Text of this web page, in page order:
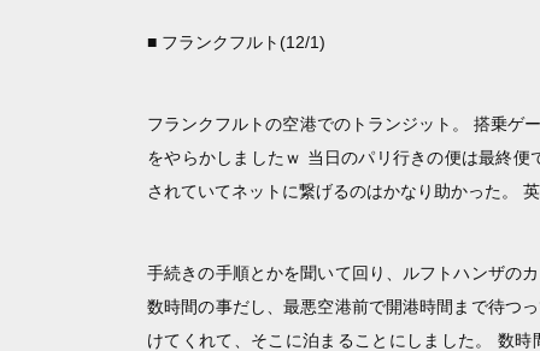
■ フランクフルト(12/1)
フランクフルトの空港でのトランジット。 搭乗ゲ
をやらかしましたｗ 当日のパリ行きの便は最終
されていてネットに繋げるのはかなり助かった。
手続きの手順とかを聞いて回り、ルフトハンザの
数時間の事だし、最悪空港前で開港時間まで待つ
けてくれて、そこに泊まることにしました。 数